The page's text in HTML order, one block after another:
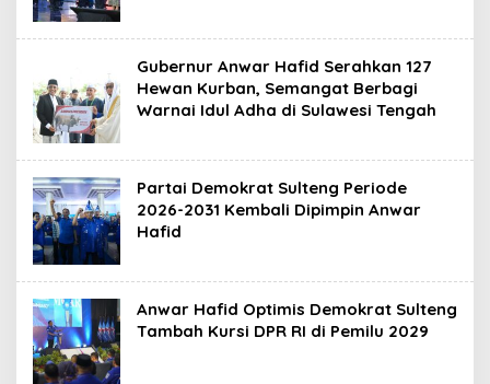
Gubernur Anwar Hafid Serahkan 127
Hewan Kurban, Semangat Berbagi
Warnai Idul Adha di Sulawesi Tengah
Partai Demokrat Sulteng Periode
2026-2031 Kembali Dipimpin Anwar
Hafid
Anwar Hafid Optimis Demokrat Sulteng
Tambah Kursi DPR RI di Pemilu 2029